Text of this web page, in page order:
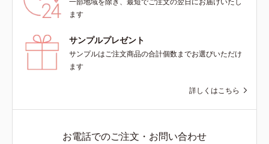
ます
サンプルプレゼント
サンプルはご注文商品の合計個数までお選びいただけ
ます
詳しくはこちら
お電話でのご注文・お問い合わせ